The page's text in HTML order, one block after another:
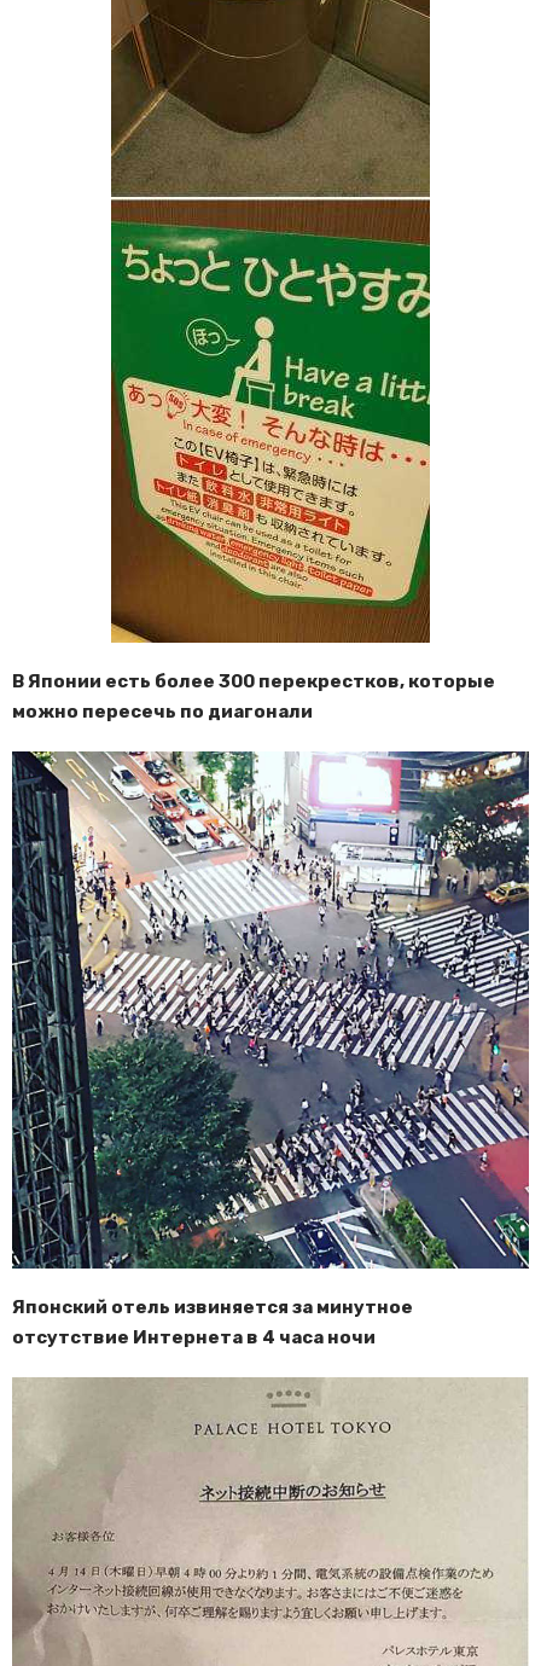
В Японии есть более 300 перекрестков, которые
можно пересечь по диагонали
Японский отель извиняется за минутное
отсутствие Интернета в 4 часа ночи